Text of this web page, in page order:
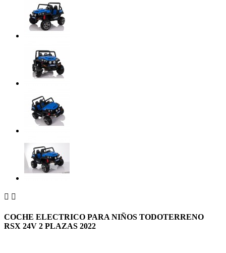
 
COCHE ELECTRICO PARA NIÑOS TODOTERRENO
RSX 24V 2 PLAZAS 2022